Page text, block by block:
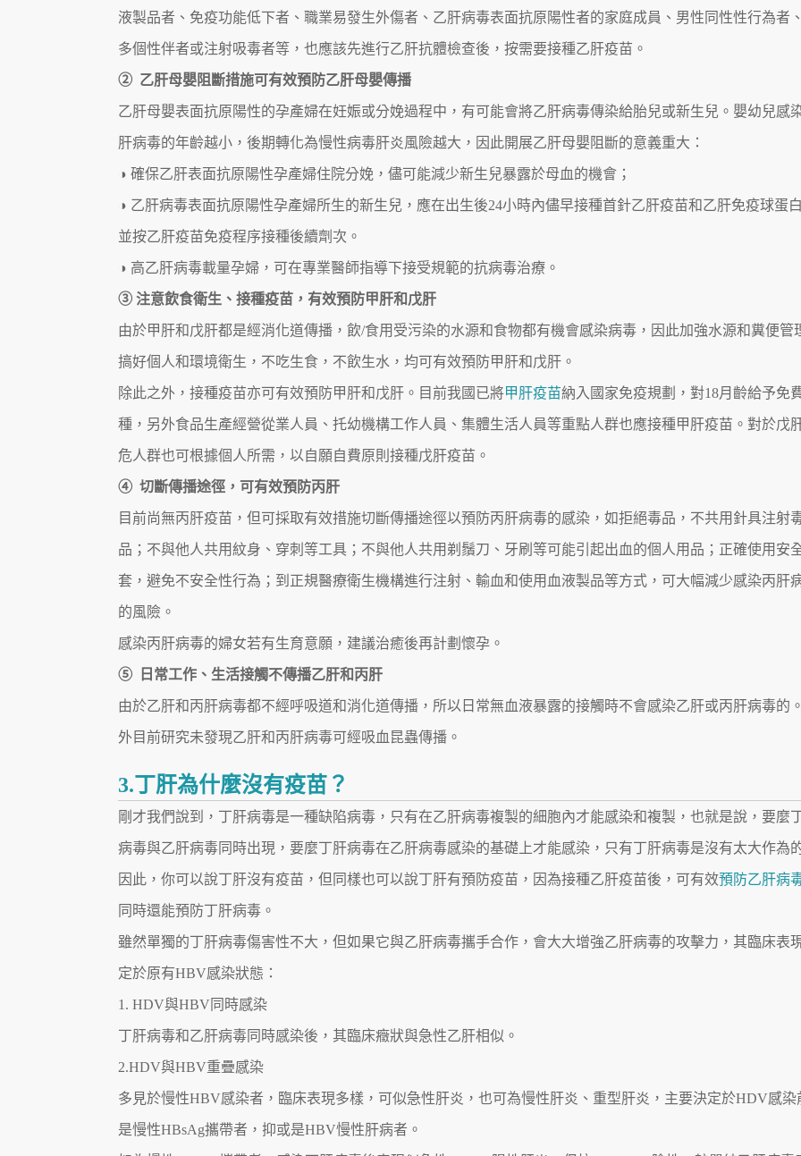
液製品者、免疫功能低下者、職業易發生外傷者、乙肝病毒表面抗原陽性者的家庭成員、男性同性性行為者
多個性伴者或注射吸毒者等，也應該先進行乙肝抗體檢查後，按需要接種乙肝疫苗。
② 乙肝母嬰阻斷措施可有效預防乙肝母嬰傳播
乙肝母嬰表面抗原陽性的孕產婦在妊娠或分娩過程中，有可能會將乙肝病毒傳染給胎兒或新生兒。嬰幼兒感
肝病毒的年齡越小，後期轉化為慢性病毒肝炎風險越大，因此開展乙肝母嬰阻斷的意義重大：
◑ 確保乙肝表面抗原陽性孕產婦住院分娩，儘可能減少新生兒暴露於母血的機會；
◑ 乙肝病毒表面抗原陽性孕產婦所生的新生兒，應在出生後24小時內儘早接種首針乙肝疫苗和乙肝免疫球蛋白
並按乙肝疫苗免疫程序接種後續劑次。
◑ 高乙肝病毒載量孕婦，可在專業醫師指導下接受規範的抗病毒治療。
③ 注意飲食衛生、接種疫苗，有效預防甲肝和戊肝
由於甲肝和戊肝都是經消化道傳播，飲/食用受污染的水源和食物都有機會感染病毒，因此加強水源和糞便管
搞好個人和環境衛生，不吃生食，不飲生水，均可有效預防甲肝和戊肝。
除此之外，接種疫苗亦可有效預防甲肝和戊肝。目前我國已將甲肝疫苗納入國家免疫規劃，對18月齡給予免
種，另外食品生產經營從業人員、托幼機構工作人員、集體生活人員等重點人群也應接種甲肝疫苗。對於戊
危人群也可根據個人所需，以自願自費原則接種戊肝疫苗。
④ 切斷傳播途徑，可有效預防丙肝
目前尚無丙肝疫苗，但可採取有效措施切斷傳播途徑以預防丙肝病毒的感染，如拒絕毒品，不共用針具注射
品；不與他人共用紋身、穿刺等工具；不與他人共用剃鬚刀、牙刷等可能引起出血的個人用品；正確使用安
套，避免不安全性行為；到正規醫療衛生機構進行注射、輸血和使用血液製品等方式，可大幅減少感染丙肝
的風險。
感染丙肝病毒的婦女若有生育意願，建議治癒後再計劃懷孕。
⑤ 日常工作、生活接觸不傳播乙肝和丙肝
由於乙肝和丙肝病毒都不經呼吸道和消化道傳播，所以日常無血液暴露的接觸時不會感染乙肝或丙肝病毒的
外目前研究未發現乙肝和丙肝病毒可經吸血昆蟲傳播。
3.丁肝為什麼沒有疫苗？
剛才我們說到，丁肝病毒是一種缺陷病毒，只有在乙肝病毒複製的細胞內才能感染和複製，也就是說，要麼
病毒與乙肝病毒同時出現，要麼丁肝病毒在乙肝病毒感染的基礎上才能感染，只有丁肝病毒是沒有太大作為
因此，你可以說丁肝沒有疫苗，但同樣也可以說丁肝有預防疫苗，因為接種乙肝疫苗後，可有效預防乙肝病
同時還能預防丁肝病毒。
雖然單獨的丁肝病毒傷害性不大，但如果它與乙肝病毒攜手合作，會大大增強乙肝病毒的攻擊力，其臨床表
定於原有HBV感染狀態：
1. HDV與HBV同時感染
丁肝病毒和乙肝病毒同時感染後，其臨床癥狀與急性乙肝相似。
2.HDV與HBV重疊感染
多見於慢性HBV感染者，臨床表現多樣，可似急性肝炎，也可為慢性肝炎、重型肝炎，主要決定於HDV感染
是慢性HBsAg攜帶者，抑或是HBV慢性肝病者。